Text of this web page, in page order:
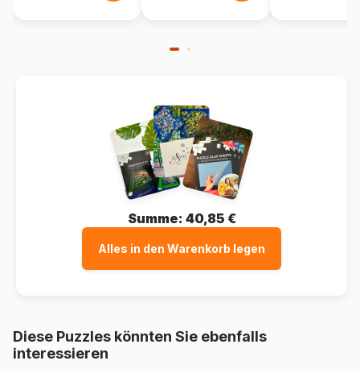
Summe: 40,85 €
Alles in den Warenkorb legen
Diese Puzzles könnten Sie ebenfalls
interessieren